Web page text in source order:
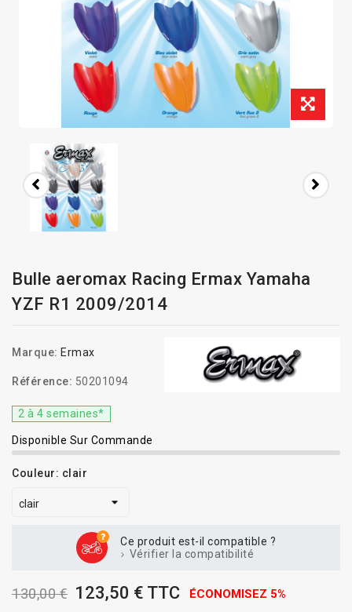
Bulle aeromax Racing Ermax Yamaha
YZF R1 2009/2014
Marque: Ermax
Référence: 50201094
2 à 4 semaines*
Disponible Sur Commande
Couleur: clair
Ce produit est-il compatible ?
Vérifier la compatibilité
130,00 € 123,50 € TTC ÉCONOMISEZ 5%